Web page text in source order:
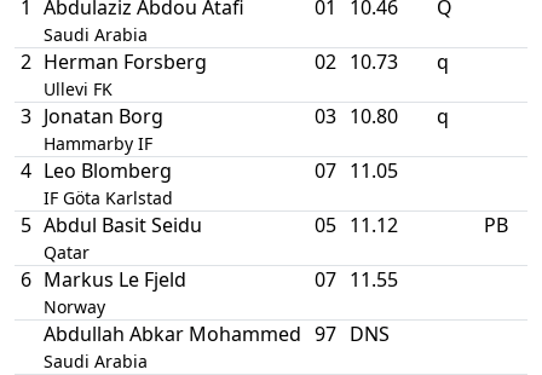
1 Abdulaziz Abdou Atafi
Saudi Arabia
01 10.46 Q
2 Herman Forsberg
Ullevi FK
02 10.73 q
3 Jonatan Borg
Hammarby IF
03 10.80 q
4 Leo Blomberg
IF Göta Karlstad
07 11.05
5 Abdul Basit Seidu
Qatar
05 11.12 PB
6 Markus Le Fjeld
Norway
07 11.55
Abdullah Abkar Mohammed
Saudi Arabia
97 DNS